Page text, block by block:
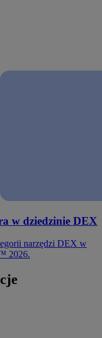
w dziedzinie DEX
narzędzi DEX w
2026.